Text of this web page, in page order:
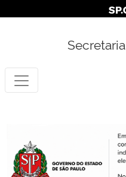
Secretaria